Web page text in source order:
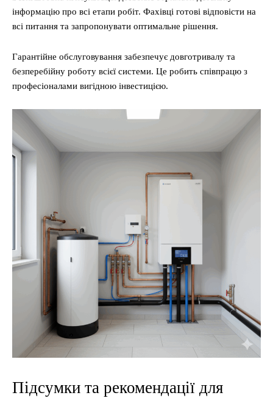
інформацію про всі етапи робіт. Фахівці готові відповісти на
всі питання та запропонувати оптимальне рішення.
Гарантійне обслуговування забезпечує довготривалу та
безперебійну роботу всієї системи. Це робить співпрацю з
професіоналами вигідною інвестицією.
Підсумки та рекомендації для